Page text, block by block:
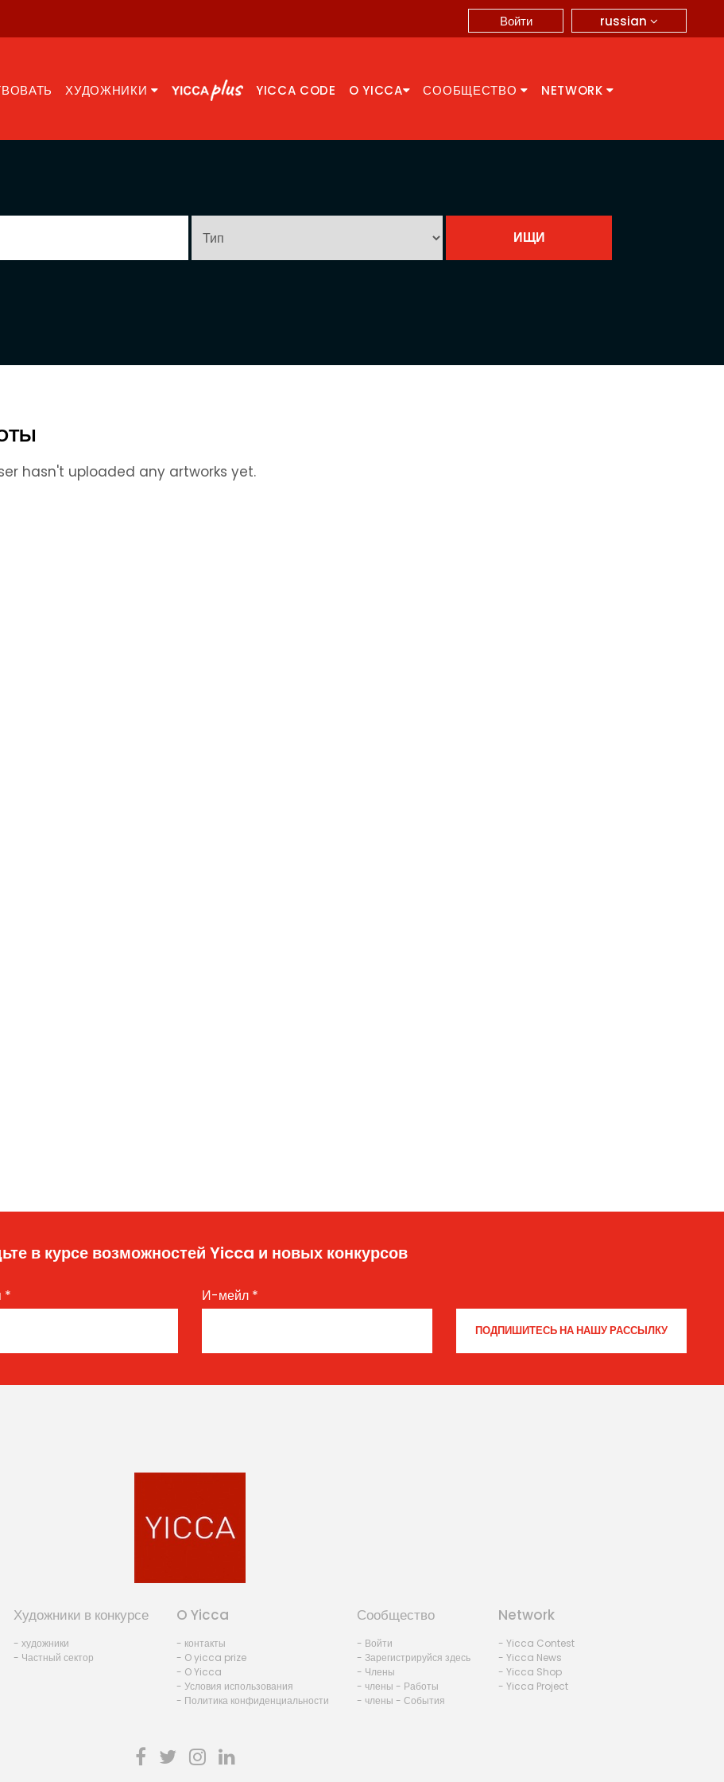
russian
Войти
ХУДОЖНИКИ YICCA CODE O YICCA СООБЩЕСТВО NETWORK
hasn't uploaded any artworks yet.
в курсе возможностей Yicca и новых конкурсов
* И-мейл *
Художники в конкурсе
- художники
- Частный сектор
O Yicca
- контакты
- O yicca prize
- O Yicca
- Условия использования
- Политика конфиденциальности
Сообщество
- Войти
- Зарегистрируйся здесь
- Члены
- члены - Работы
- члены - События
Network
- Yicca Contest
- Yicca News
- Yicca Shop
- Yicca Project